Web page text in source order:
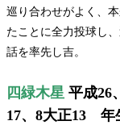
巡り合わせがよく、
たことに全力投球し
話を率先し吉。
四緑木星 平成26
17、8大正13 年